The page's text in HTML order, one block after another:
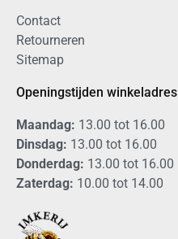
Openingstijden winkeladres
Maandag: 13.00 tot 16.00
Dinsdag: 13.00 tot 16.00
Donderdag: 13.00 tot 16.00
Zaterdag: 10.00 tot 14.00
Contact
Retourneren
Sitemap